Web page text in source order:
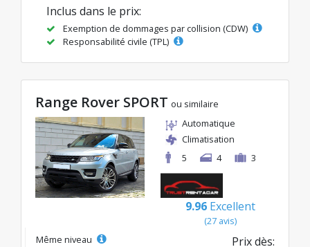
Inclus dans le prix:
Exemption de dommages par collision (CDW)
Responsabilité civile (TPL)
Range Rover SPORT ou similaire
Automatique
Climatisation
5
4 3
9.96 Excellent
(27 avis)
Même niveau
Prix dès: